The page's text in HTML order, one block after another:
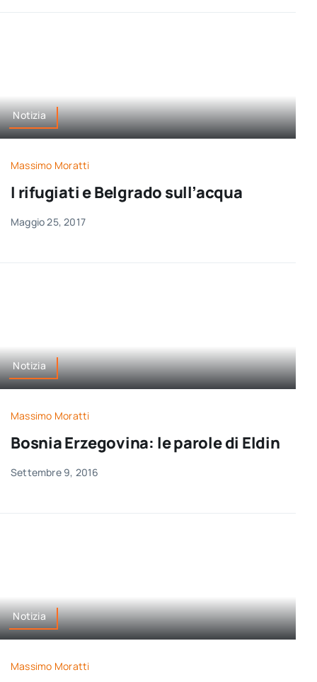
Notizia
Massimo Moratti
I rifugiati e Belgrado sull’acqua
Maggio 25, 2017
Notizia
Massimo Moratti
Bosnia Erzegovina: le parole di Eldin
Settembre 9, 2016
Notizia
Massimo Moratti